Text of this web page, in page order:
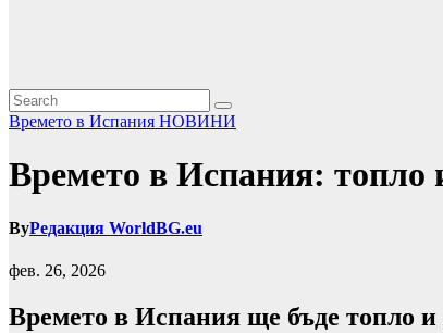
Времето в Испания НОВИНИ
Времето в Испания: топло
ByРедакция WorldBG.eu
фев. 26, 2026
Времето в Испания ще бъде топло